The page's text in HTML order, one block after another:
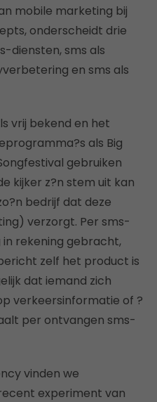
mobile marketing bij
onderscheidt drie
diensten, sms als
en sms als
vrij bekend en het
als Big
gebruiken
kijker z?n stem uit kan
bedrijf dat deze
verzorgt. Per sms-
rekening gebracht,
zelf het product is
dat iemand zich
verkeersinformatie of ?
per ontvangen sms-
vinden we
experiment van